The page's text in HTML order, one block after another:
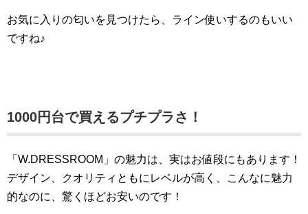
お気に入りの匂いを見つけたら、ライン使いするのもいい
ですね♪
1000円台で買えるプチプラさ！
「W.DRESSROOM」の魅力は、実はお値段にもあります！
デザイン、クオリティともにレベルが高く、こんなに魅力
的なのに、驚くほどお安いのです！